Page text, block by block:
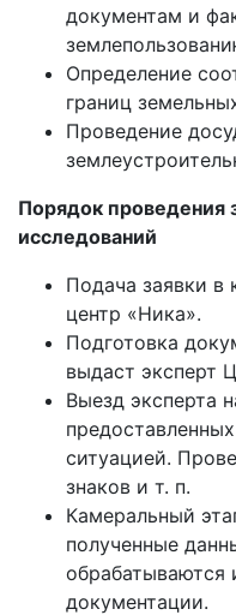
документам и
Определение
границ
Проведение
Порядок проведения
исследований
Подача заявки в
центр «Ника».
Подготовка
выдаст эксперт
Выезд эксперта
ситуацией.
знаков и т. п.
Камеральный
полученные
обрабатываются
документации.